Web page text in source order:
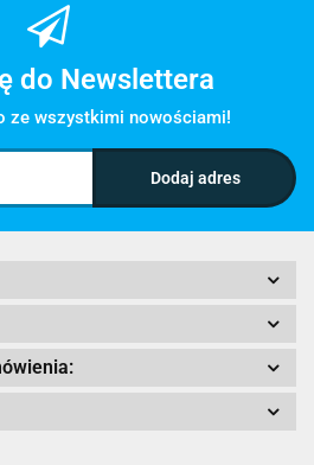
do Newslettera
ze wszystkimi nowościami!